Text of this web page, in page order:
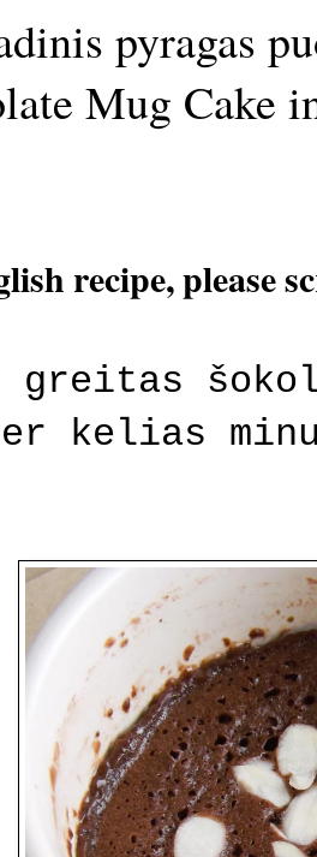
pyragas
Mug Cake
recipe, please
greitas
kelias